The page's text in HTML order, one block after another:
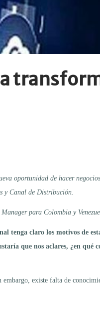
oportunidad de hacer
y Canal de Distribución.
para Colombia y
tenga claro los motivos de
que nos aclares, ¿en qué
existe falta de